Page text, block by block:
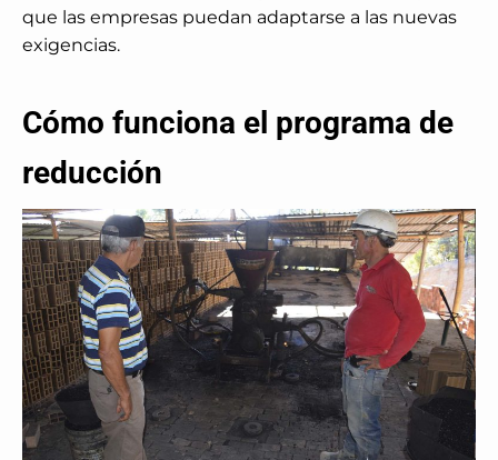
que las empresas puedan adaptarse a las nuevas
exigencias.
Cómo funciona el programa de
reducción